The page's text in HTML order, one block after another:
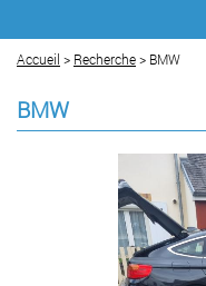
Accueil > Recherche> BMW
BMW